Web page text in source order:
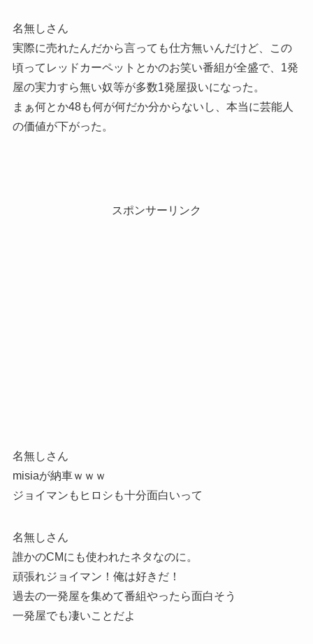
名無しさん
実際に売れたんだから言っても仕方無いんだけど、この
頃ってレッドカーペットとかのお笑い番組が全盛で、1発
屋の実力すら無い奴等が多数1発屋扱いになった。
まぁ何とか48も何が何だか分からないし、本当に芸能人
の価値が下がった。
スポンサーリンク
名無しさん
misiaが納車ｗｗｗ
ジョイマンもヒロシも十分面白いって
名無しさん
誰かのCMにも使われたネタなのに。
頑張れジョイマン！俺は好きだ！
過去の一発屋を集めて番組やったら面白そう
一発屋でも凄いことだよ